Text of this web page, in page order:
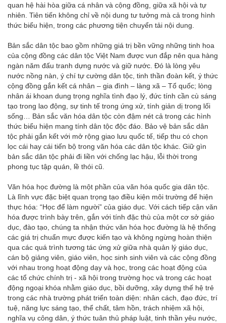
quan hệ hài hòa giữa cá nhân và cộng đồng, giữa xã hội và tự
nhiên. Tiên tiến không chỉ về nội dung tư tưởng mà cả trong hình
thức biểu hiện, trong các phương tiện chuyển tải nội dung.
Bản sắc dân tộc bao gồm những giá trị bền vững những tinh hoa
của cộng đồng các dân tộc Việt Nam được vun đắp nên qua hàng
ngàn năm đấu tranh dựng nước và giữ nước. Đó là lòng yêu
nước nồng nàn, ý chí tự cường dân tộc, tinh thần đoàn kết, ý thức
cộng đồng gắn kết cá nhân – gia đình – làng xã – Tổ quốc; lòng
nhân ái khoan dung trọng nghĩa tình đạo lý, đức tính cần cù sáng
tạo trong lao động, sự tinh tế trong ứng xử, tính giản dị trong lối
sống… Bản sắc văn hóa dân tộc còn đậm nét cả trong các hình
thức biểu hiện mang tính dân tộc độc đáo. Bảo vệ bản sắc dân
tộc phải gắn kết với mở rộng giao lưu quốc tế, tiếp thu có chọn
lọc cái hay cái tiến bộ trong văn hóa các dân tộc khác. Giữ gìn
bản sắc dân tộc phải đi liền với chống lạc hậu, lỗi thời trong
phong tục tập quán, lề thói cũ.
Văn hóa học đường là một phần của văn hóa quốc gia dân tộc.
Là lĩnh vực đặc biệt quan trọng tạo điều kiện môi trường để hiện
thực hóa: “Học để làm người” của giáo dục. Với cách tiếp cận văn
hóa được trình bày trên, gắn với tính đặc thù của một cơ sở giáo
dục, đào tạo, chúng ta nhận thức văn hóa học đường là hệ thống
các giá trị chuẩn mực được kiến tạo và không ngừng hoàn thiện
qua các quá trình tương tác ứng xử giữa nhà quản lý giáo dục,
cán bộ giảng viên, giáo viên, học sinh sinh viên và các cộng đồng
với nhau trong hoạt động dạy và học, trong các hoạt động của
các tổ chức chính trị - xã hội trong trường học và trong các hoạt
động ngoại khóa nhằm giáo dục, bồi dưỡng, xây dựng thế hệ trẻ
trong các nhà trường phát triển toàn diện: nhân cách, đạo đức, trí
tuệ, năng lực sáng tạo, thể chất, tâm hồn, trách nhiệm xã hội,
nghĩa vụ công dân, ý thức tuân thủ pháp luật, tinh thần yêu nước,